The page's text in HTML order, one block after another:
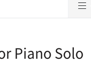
Piano Solo